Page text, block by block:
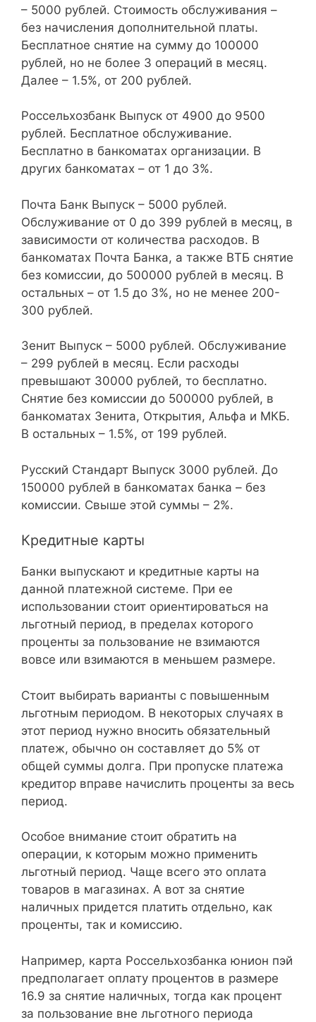
– 5000 рублей. Стоимость обслуживания –
без начисления дополнительной платы.
Бесплатное снятие на сумму до 100000
рублей, но не более 3 операций в месяц.
Далее – 1.5%, от 200 рублей.
Россельхозбанк Выпуск от 4900 до 9500
рублей. Бесплатное обслуживание.
Бесплатно в банкоматах организации. В
других банкоматах – от 1 до 3%.
Почта Банк Выпуск – 5000 рублей.
Обслуживание от 0 до 399 рублей в месяц, в
зависимости от количества расходов. В
банкоматах Почта Банка, а также ВТБ снятие
без комиссии, до 500000 рублей в месяц. В
остальных – от 1.5 до 3%, но не менее 200-
300 рублей.
Зенит Выпуск – 5000 рублей. Обслуживание
– 299 рублей в месяц. Если расходы
превышают 30000 рублей, то бесплатно.
Снятие без комиссии до 500000 рублей, в
банкоматах Зенита, Открытия, Альфа и МКБ.
В остальных – 1.5%, от 199 рублей.
Русский Стандарт Выпуск 3000 рублей. До
150000 рублей в банкоматах банка – без
комиссии. Свыше этой суммы – 2%.
Кредитные карты
Банки выпускают и кредитные карты на
данной платежной системе. При ее
использовании стоит ориентироваться на
льготный период, в пределах которого
проценты за пользование не взимаются
вовсе или взимаются в меньшем размере.
Стоит выбирать варианты с повышенным
льготным периодом. В некоторых случаях в
этот период нужно вносить обязательный
платеж, обычно он составляет до 5% от
общей суммы долга. При пропуске платежа
кредитор вправе начислить проценты за весь
период.
Особое внимание стоит обратить на
операции, к которым можно применить
льготный период. Чаще всего это оплата
товаров в магазинах. А вот за снятие
наличных придется платить отдельно, как
проценты, так и комиссию.
Например, карта Россельхозбанка юнион пэй
предполагает оплату процентов в размере
16.9 за снятие наличных, тогда как процент
за пользование вне льготного периода